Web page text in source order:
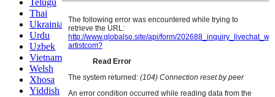
Thai
Ukrainian
Urdu
Uzbek
Vietnamese
Welsh
Xhosa
Yiddish